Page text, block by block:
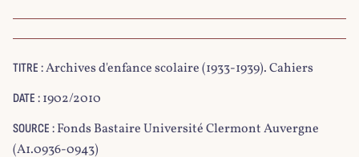
TITRE :Archives d'enfance scolaire (1933-1939). Cahiers
DATE : 1902/2010
SOURCE : Fonds Bastaire Université Clermont Auvergne
(A1.0936-0943)